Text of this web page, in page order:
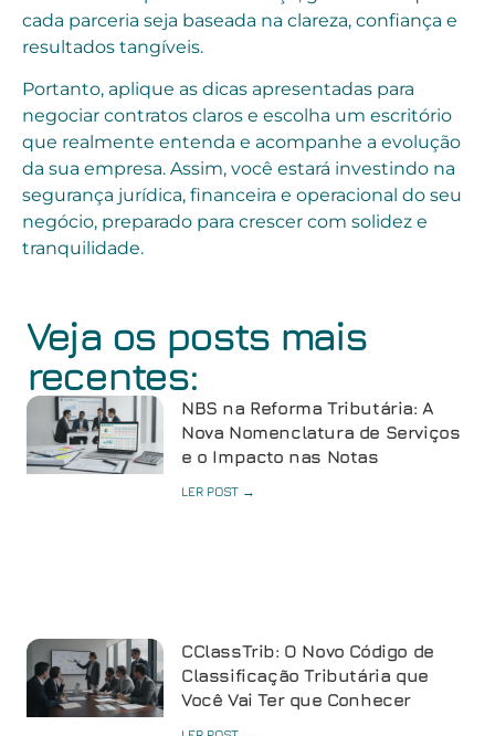
Veja os posts mais
recentes:
NBS na Reforma Tributária: A
Nova Nomenclatura de Serviços
e o Impacto nas Notas
LER POST →
CClassTrib: O Novo Código de
Classificação Tributária que
Você Vai Ter que Conhecer
cada parceria seja baseada na clareza, confiança e
resultados tangíveis.
Portanto, aplique as dicas apresentadas para
negociar contratos claros e escolha um escritório
que realmente entenda e acompanhe a evolução
da sua empresa. Assim, você estará investindo na
segurança jurídica, financeira e operacional do seu
negócio, preparado para crescer com solidez e
tranquilidade.